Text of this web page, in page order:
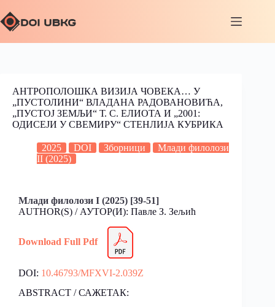
АНТРОПОЛОШКА ВИЗИЈА ЧОВЕКА… У
„ПУСТОЛИНИ“ ВЛАДАНА РАДОВАНОВИЋА,
„ПУСТОЈ ЗЕМЉИ“ Т. С. ЕЛИОТА И „2001:
ОДИСЕЈИ У СВЕМИРУ“ СТЕНЛИЈА КУБРИКА
2025 DOI Зборници
Млади филолози
II (2025)
Млади филолози I (2025) [39-51]
AUTHOR(S) / АУТОР(И): Павле З. Зељић
Download Full Pdf
DOI: 10.46793/MFXVI-2.039Z
ABSTRACT / САЖЕТАК: